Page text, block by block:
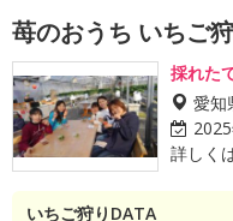
苺のおうち いちご
採れた
愛知
詳しく
いちご狩りDATA